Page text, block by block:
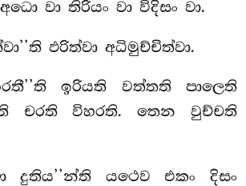
වා තිරියං වා විදිසං වා.
ඵරිත්වා අධිමුච්චිත්වා.
ඉරියති වත්තති පාලෙති
චරති විහරති. තෙන වුච්චති
දුතිය’’න්ති යථෙව එකං දිසං